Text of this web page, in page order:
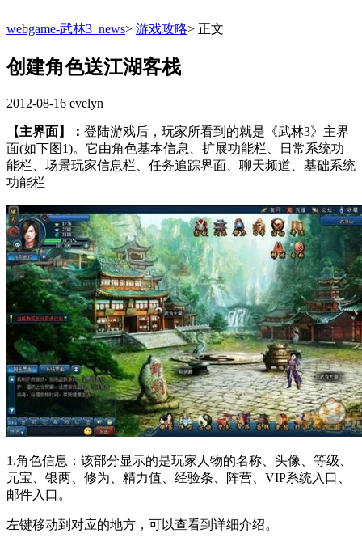
webgame-武林3_news> 游戏攻略> 正文
创建角色送江湖客栈
2012-08-16 evelyn
【主界面】： 登陆游戏后，玩家所看到的就是《武林3》主界
面(如下图1)。它由角色基本信息、扩展功能栏、日常系统功
能栏、场景玩家信息栏、任务追踪界面、聊天频道、基础系统
功能栏
1.角色信息：该部分显示的是玩家人物的名称、头像、等级、
元宝、银两、修为、精力值、经验条、阵营、VIP系统入口、
邮件入口。
左键移动到对应的地方，可以查看到详细介绍。